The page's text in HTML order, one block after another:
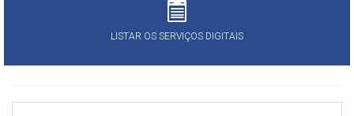
LISTAR OS SERVIÇOS DIGITAIS